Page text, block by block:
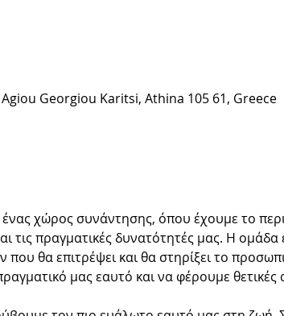
Georgiou Karitsi, Athina 105 61, Greece
χώρος συνάντησης, όπου έχουμε το
τις πραγματικές δυνατότητές μας. Η ομάδα
θα επιτρέψει και θα στηρίξει το
μας εαυτό και να φέρουμε